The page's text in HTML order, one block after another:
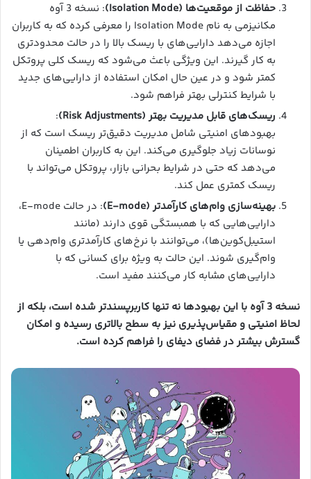
حفاظت از موقعیت‌ها (Isolation Mode)
: نسخه 3 آوه
مکانیزمی به نام Isolation Mode را معرفی کرده که به کاربران
اجازه می‌دهد دارایی‌های با ریسک بالا را در حالت محدودتری
به کار گیرند. این ویژگی باعث می‌شود که ریسک کلی پروتکل
کمتر شود و در عین حال امکان استفاده از دارایی‌های جدید
با شرایط کنترلی بهتر فراهم شود.
ریسک‌های قابل مدیریت بهتر (Risk Adjustments)
:
بهبودهای امنیتی شامل مدیریت دقیق‌تر ریسک است که از
نوسانات زیاد جلوگیری می‌کند. این به کاربران اطمینان
می‌دهد که حتی در شرایط بحرانی بازار، پروتکل می‌تواند با
ریسک کمتری عمل کند.
بهینه‌سازی وام‌های کارآمدتر (E-mode)
: در حالت E-mode،
دارایی‌هایی که با همبستگی قوی دارند (مانند
استیبل‌کوین‌ها)، می‌توانند با نرخ‌های کارآمدتری وام‌دهی یا
وام‌گیری شوند. این حالت به ویژه برای کسانی که با
دارایی‌های مشابه کار می‌کنند مفید است.
نسخه 3 آوه با این بهبودها نه تنها کاربرپسندتر شده است، بلکه از
لحاظ امنیتی و مقیاس‌پذیری نیز به سطح بالاتری رسیده و امکان
گسترش بیشتر در فضای دیفای را فراهم کرده است.